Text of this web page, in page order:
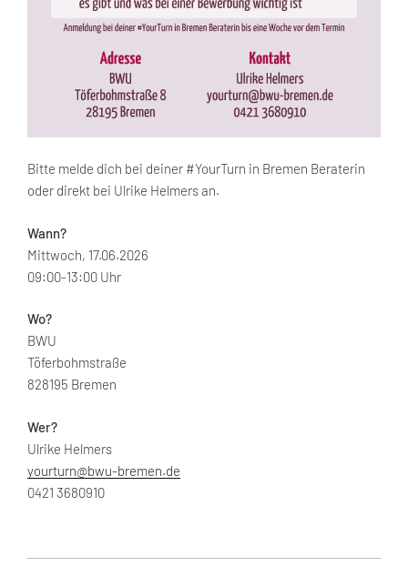
Bitte melde dich bei deiner #YourTurn in Bremen Beraterin
oder direkt bei Ulrike Helmers an.
Wann?
Mittwoch, 17.06.2026
09:00-13:00 Uhr
Wo?
BWU
Töferbohmstraße
828195 Bremen
Wer?
Ulrike Helmers
yourturn@bwu-bremen.de
0421 3680910